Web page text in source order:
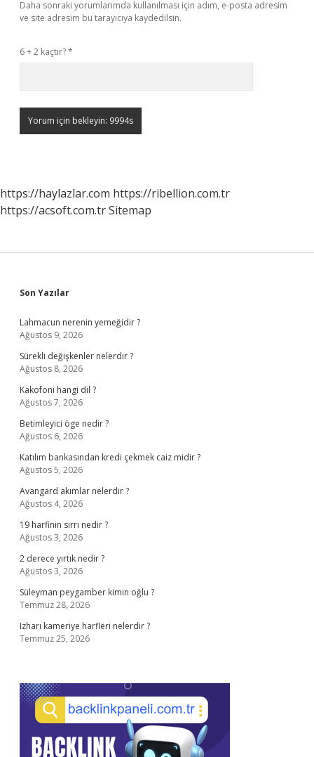
Daha sonraki yorumlarımda kullanılması için adım, e-posta adresim
ve site adresim bu tarayıcıya kaydedilsin.
6 + 2 kaçtır?*
https://haylazlar.com https://ribellion.com.tr
https://acsoft.com.trSitemap
Sidebar
Son Yazılar
Lahmacun nerenin yemeğidir ?
Ağustos 9, 2026
Sürekli değişkenler nelerdir ?
Ağustos 8, 2026
Kakofoni hangi dil ?
Ağustos 7, 2026
Betimleyici öge nedir ?
Ağustos 6, 2026
Katılım bankasından kredi çekmek caiz midir ?
Ağustos 5, 2026
Avangard akımlar nelerdir ?
Ağustos 4, 2026
19 harfinin sırrı nedir ?
Ağustos 3, 2026
2 derece yırtık nedir ?
Ağustos 3, 2026
Süleyman peygamber kimin oğlu ?
Temmuz 28, 2026
Izharı kameriye harfleri nelerdir ?
Temmuz 25, 2026